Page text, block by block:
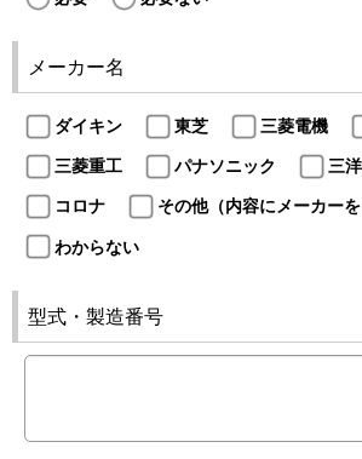
メーカー名
ダイキン 東芝 三菱電機
三菱重工
パナソニック 三洋
コロナ
その他（内容にメーカーを
わからない
型式・製造番号